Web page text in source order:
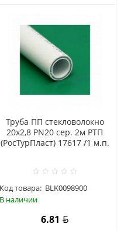
Труба ПП стекловолокно
20х2,8 PN20 сер. 2м РТП
(РосТурПласт) 17617 /1 м.п.
Код товара: BLK0098900
В наличии
6.81